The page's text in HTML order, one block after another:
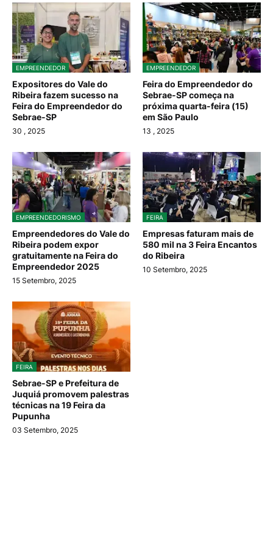
EMPREENDEDOR
Expositores do Vale do
Ribeira fazem sucesso na
Feira do Empreendedor do
Sebrae-SP
30 , 2025
EMPREENDEDOR
Feira do Empreendedor do
Sebrae-SP começa na
próxima quarta-feira (15)
em São Paulo
13 , 2025
EMPREENDEDORISMO
Empreendedores do Vale do
Ribeira podem expor
gratuitamente na Feira do
Empreendedor 2025
15 Setembro, 2025
FEIRA
Empresas faturam mais de
580 mil na 3 Feira Encantos
do Ribeira
10 Setembro, 2025
FEIRA
Sebrae-SP e Prefeitura de
Juquiá promovem palestras
técnicas na 19 Feira da
Pupunha
03 Setembro, 2025